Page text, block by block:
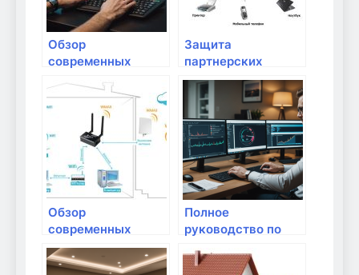
Обзор
современных
выбрать?
Защита
партнерских
домашних
устройств от
кибератак
Обзор
современных
подходов к
кибербезопасности
Полное
руководство по
брандмауэра для